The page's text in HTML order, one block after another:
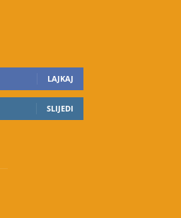
LAJKAJ
SLIJEDI